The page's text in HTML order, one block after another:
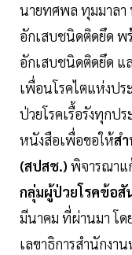
นายทศพล ทุมมาลา
อักเสบชนิดติดยึด พ
อักเสบชนิดติดยึด แ
เพื่อนโรคไตแห่งปร
ป่วยโรคเรื้อรังทุกป
หนังสือเพื่อขอให้ส
(สปสช.) พิจารณาแ
กลุ่มผู้ป่วยโรคข้อสั
มีนาคม ที่ผ่านมา โ
เลขาธิการสำนักง